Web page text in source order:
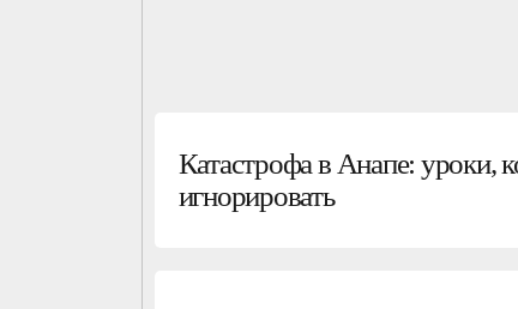
Катастрофа в Анапе: уроки,
игнорировать